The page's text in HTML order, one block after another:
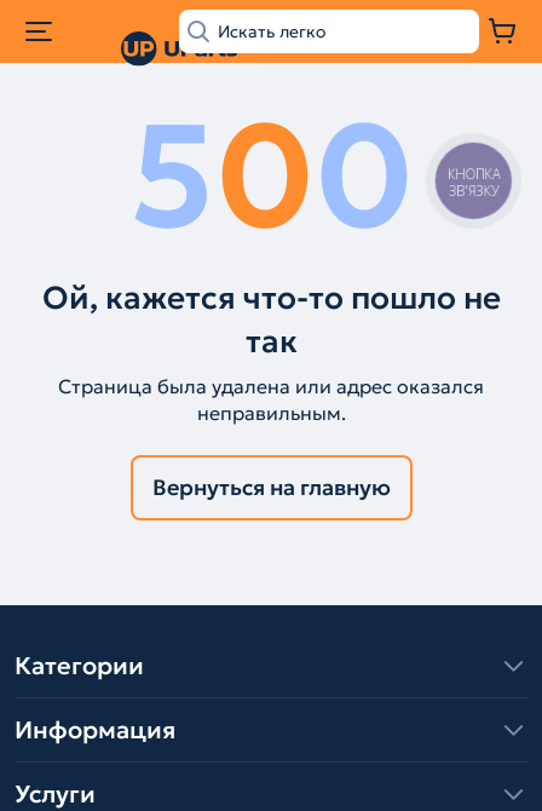
500
Ой, кажется что-то пошло не
так
Страница была удалена или адрес оказался
неправильным.
Вернуться на главную
Категории
Информация
Услуги
КНОПКА
ЗВ'ЯЗКУ